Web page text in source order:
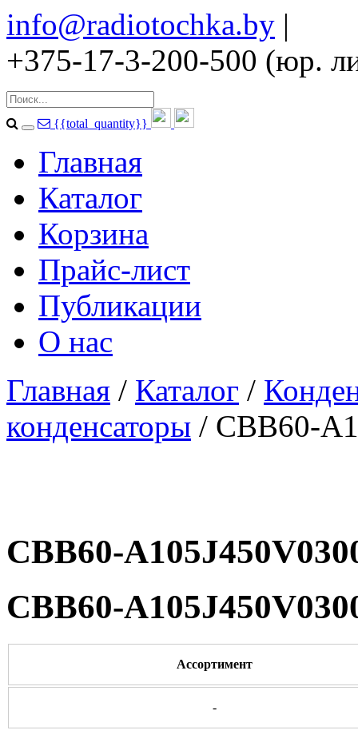
info@radiotochka.by |
+375-17-3-200-500 (юр.
{{total_quantity}}
Главная
Каталог
Корзина
Прайс-лист
Публикации
О нас
Главная / Каталог /
конденсаторы / CBB60-
CBB60-
CBB60-
Ассортимент
-